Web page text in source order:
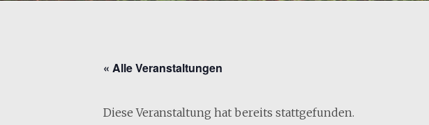
« Alle Veranstaltungen
Diese Veranstaltung hat bereits stattgefunden.